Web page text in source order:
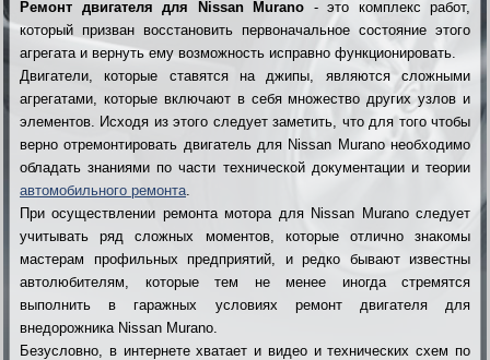
Ремонт двигателя для Nissan Murano - это комплекс работ,
который призван восстановить первоначальное состояние этого
агрегата и вернуть ему возможность исправно функционировать.
Двигатели, которые ставятся на джипы, являются сложными
агрегатами, которые включают в себя множество других узлов и
элементов. Исходя из этого следует заметить, что для того чтобы
верно отремонтировать двигатель для Nissan Murano необходимо
обладать знаниями по части технической документации и теории
автомобильного ремонта
При осуществлении ремонта мотора для Nissan Murano следует
учитывать ряд сложных моментов, которые отлично знакомы
мастерам профильных предприятий, и редко бывают известны
автолюбителям, которые тем не менее иногда стремятся
выполнить в гаражных условиях ремонт двигателя для
внедорожника Nissan Murano.
Безусловно, в интернете хватает и видео и технических схем по